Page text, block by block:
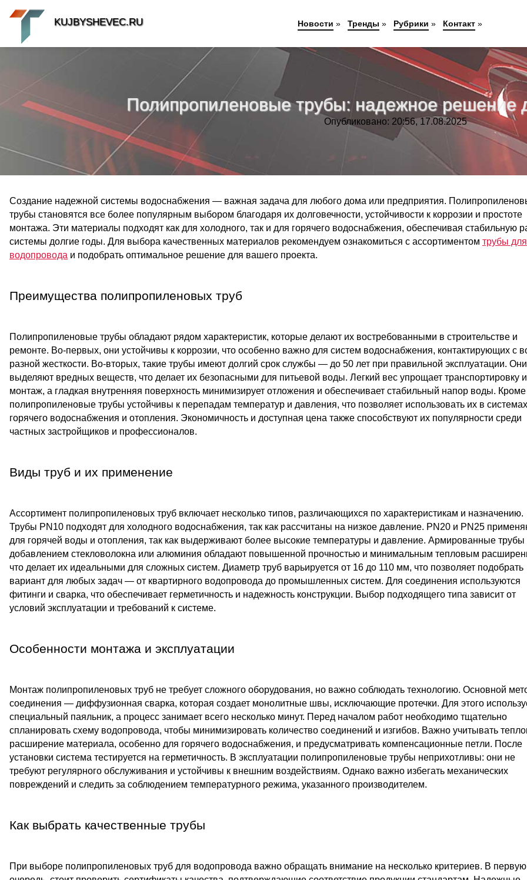
Полипропиленовые трубы: надежное решение
Опубликовано: 20:56, 17.08.2025
Создание надежной системы водоснабжения — важная задача для любого дома или предприятия.
трубы становятся все более популярным выбором благодаря их долговечности, устойчивости к коррозии и простоте
монтажа. Эти материалы подходят как для холодного, так и для горячего водоснабжения, обеспечивая стабильную
системы долгие годы. Для выбора качественных материалов рекомендуем ознакомиться с ассортиментом трубы для
водопровода и подобрать оптимальное решение для вашего проекта.
Преимущества полипропиленовых труб
Полипропиленовые трубы обладают рядом характеристик, которые делают их востребованными в строительстве и
ремонте. Во-первых, они устойчивы к коррозии, что особенно важно для систем водоснабжения, контактирующих с
разной жесткости. Во-вторых, такие трубы имеют долгий срок службы — до 50 лет при правильной эксплуатации.
выделяют вредных веществ, что делает их безопасными для питьевой воды. Легкий вес упрощает транспортировку и
монтаж, а гладкая внутренняя поверхность минимизирует отложения и обеспечивает стабильный напор воды. Кроме
полипропиленовые трубы устойчивы к перепадам температур и давления, что позволяет использовать их в системах
горячего водоснабжения и отопления. Экономичность и доступная цена также способствуют их популярности среди
частных застройщиков и профессионалов.
Виды труб и их применение
Ассортимент полипропиленовых труб включает несколько типов, различающихся по характеристикам и назначению.
Трубы PN10 подходят для холодного водоснабжения, так как рассчитаны на низкое давление. PN20 и PN25
для горячей воды и отопления, так как выдерживают более высокие температуры и давление. Армированные трубы
добавлением стекловолокна или алюминия обладают повышенной прочностью и минимальным тепловым
что делает их идеальными для сложных систем. Диаметр труб варьируется от 16 до 110 мм, что позволяет подобрать
вариант для любых задач — от квартирного водопровода до промышленных систем. Для соединения используются
фитинги и сварка, что обеспечивает герметичность и надежность конструкции. Выбор подходящего типа зависит от
условий эксплуатации и требований к системе.
Особенности монтажа и эксплуатации
Монтаж полипропиленовых труб не требует сложного оборудования, но важно соблюдать технологию. Основной
соединения — диффузионная сварка, которая создает монолитные швы, исключающие протечки. Для этого
специальный паяльник, а процесс занимает всего несколько минут. Перед началом работ необходимо тщательно
спланировать схему водопровода, чтобы минимизировать количество соединений и изгибов. Важно учитывать
расширение материала, особенно для горячего водоснабжения, и предусматривать компенсационные петли. После
установки система тестируется на герметичность. В эксплуатации полипропиленовые трубы неприхотливы: они не
требуют регулярного обслуживания и устойчивы к внешним воздействиям. Однако важно избегать механических
повреждений и следить за соблюдением температурного режима, указанного производителем.
Как выбрать качественные трубы
При выборе полипропиленовых труб для водопровода важно обращать внимание на несколько критериев. В первую
KUJBYSHEVEC.RU Новости » Тренды » Рубрики » Контакт»